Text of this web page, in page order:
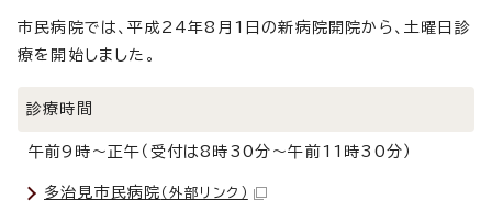
市民病院では、平成24年8月1日の新病院開院から、土曜日診
療を開始しました。
診療時間
午前9時～正午（受付は8時30分～午前11時30分）
多治見市民病院 （外部リンク）